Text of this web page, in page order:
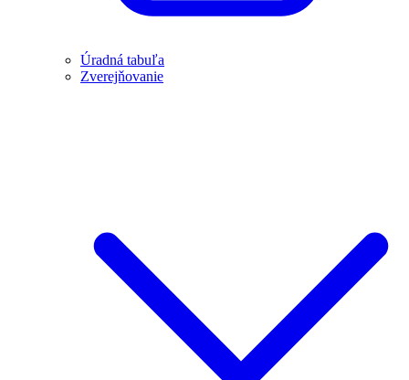
Úradná tabuľa
Zverejňovanie